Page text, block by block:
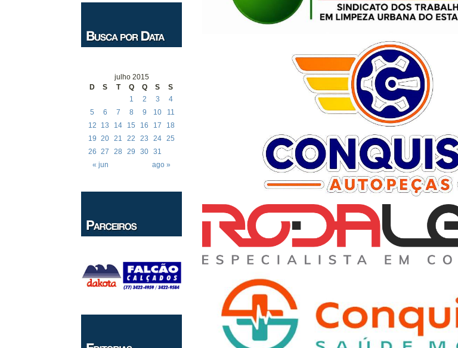
julho 2015
D
S T Q Q S S
« jun ago »
1 2 3
4
5
6 7 8 9 10
11
12
13 14 15 16 17
18
19 20 21 22 23 24 25
26 27 28 29 30 31